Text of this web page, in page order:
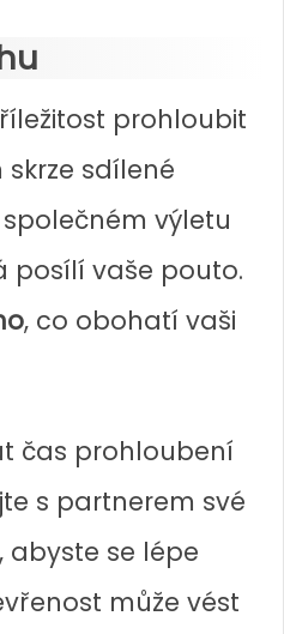
prohloubit
sdílené
výletu
posílí vaše pouto.
, co obohatí vaši
čas prohloubení
s partnerem své
abyste se lépe
může vést